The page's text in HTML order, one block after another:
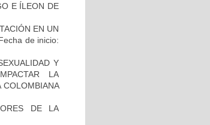
E ÍLEON DE
EN UN
de inicio:
Y
LA
COLOMBIANA
DE LA